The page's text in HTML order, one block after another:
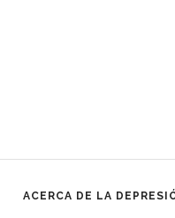
ACERCA DE LA